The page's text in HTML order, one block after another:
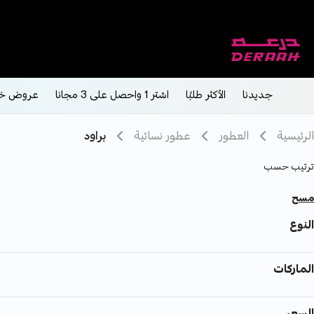
جديدنا الأكثر طلبًا اشتر 1 واحصل على 3 مجانا عروض
الرئيسية العطور عطور نسائية براود
ترتيب حسب
مسح
النوع
الماركات